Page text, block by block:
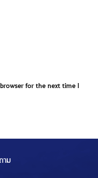
for the next time I
ม